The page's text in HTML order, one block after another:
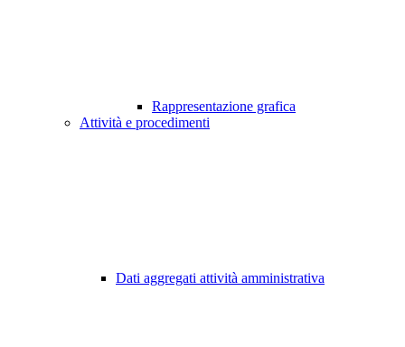
Rappresentazione grafica
Attività e procedimenti
Dati aggregati attività amministrativa